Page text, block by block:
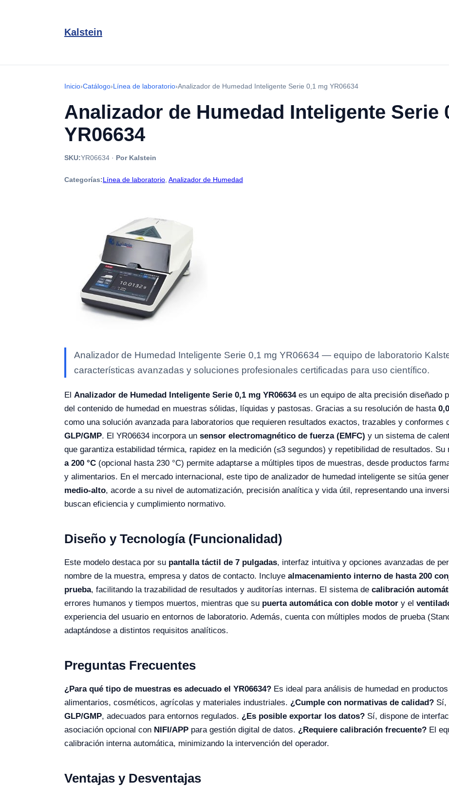
Kalstein
Inicio›Catálogo›Línea de laboratorio›Analizador de Humedad Inteligente Serie 0,1 mg YR06634
Analizador de Humedad Inteligente Serie
YR06634
SKU:YR06634 · Por Kalstein
Categorías:Línea de laboratorio Analizador de Humedad
Analizador de Humedad Inteligente Serie 0,1 mg YR06634 — equipo de laboratorio
características avanzadas y soluciones profesionales certificadas para uso científico.
El Analizador de Humedad Inteligente Serie 0,1 mg YR06634es un equipo de alta precisión diseñado
del contenido de humedad en muestras sólidas, líquidas y pastosas. Gracias a su resolución de hasta
como una solución avanzada para laboratorios que requieren resultados exactos, trazables y conformes
GLP/GMP. El YR06634 incorpora un sensor electromagnético de fuerza (EMFC) y un sistema de
que garantiza estabilidad térmica, rapidez en la medición (≤3 segundos) y repetibilidad de resultados. Su
a 200 °C (opcional hasta 230 °C) permite adaptarse a múltiples tipos de muestras, desde productos
y alimentarios. En el mercado internacional, este tipo de analizador de humedad inteligente se sitúa
medio-alto, acorde a su nivel de automatización, precisión analítica y vida útil, representando una
buscan eficiencia y cumplimiento normativo.
Diseño y Tecnología (Funcionalidad)
Este modelo destaca por su pantalla táctil de 7 pulgadas, interfaz intuitiva y opciones avanzadas de
nombre de la muestra, empresa y datos de contacto. Incluye almacenamiento interno de hasta 200
prueba, facilitando la trazabilidad de resultados y auditorías internas. El sistema de calibración
errores humanos y tiempos muertos, mientras que su puerta automática con doble motor y el
experiencia del usuario en entornos de laboratorio. Además, cuenta con múltiples modos de prueba
adaptándose a distintos requisitos analíticos.
Preguntas Frecuentes
¿Para qué tipo de muestras es adecuado el YR06634? Es ideal para análisis de humedad en
alimentarios, cosméticos, agrícolas y materiales industriales. ¿Cumple con normativas de calidad? Sí,
GLP/GMP, adecuados para entornos regulados. ¿Es posible exportar los datos? Sí, dispone de
asociación opcional con NIFI/APP para gestión digital de datos. ¿Requiere calibración frecuente? El
calibración interna automática, minimizando la intervención del operador.
Ventajas y Desventajas